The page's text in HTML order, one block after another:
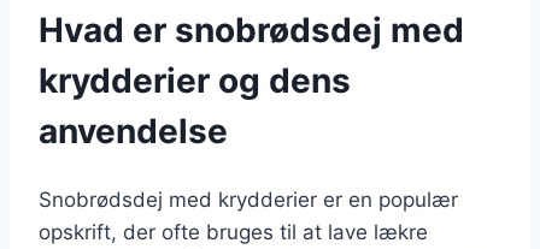
Hvad er snobrødsdej med
krydderier og dens
anvendelse
Snobrødsdej med krydderier er en populær
opskrift, der ofte bruges til at lave lækre